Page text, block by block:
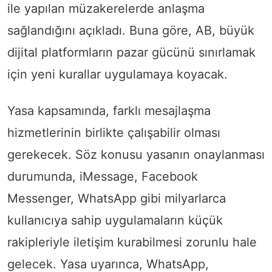
ile yapılan müzakerelerde anlaşma
sağlandığını açıkladı. Buna göre, AB, büyük
dijital platformların pazar gücünü sınırlamak
için yeni kurallar uygulamaya koyacak.
Yasa kapsamında, farklı mesajlaşma
hizmetlerinin birlikte çalışabilir olması
gerekecek. Söz konusu yasanın onaylanması
durumunda, iMessage, Facebook
Messenger, WhatsApp gibi milyarlarca
kullanıcıya sahip uygulamaların küçük
rakipleriyle iletişim kurabilmesi zorunlu hale
gelecek. Yasa uyarınca, WhatsApp,